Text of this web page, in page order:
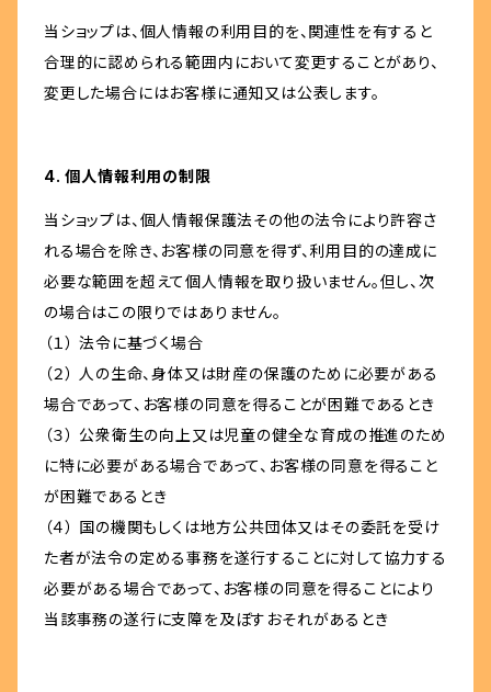
当ショップは、個人情報の利用目的を、関連性を有すると
合理的に認められる範囲内において変更することがあり、
変更した場合にはお客様に通知又は公表します。
4. 個人情報利用の制限
当ショップは、個人情報保護法その他の法令により許容さ
れる場合を除き、お客様の同意を得ず、利用目的の達成に
必要な範囲を超えて個人情報を取り扱いません。但し、次
の場合はこの限りではありません。
（１） 法令に基づく場合
（２） 人の生命、身体又は財産の保護のために必要がある
場合であって、お客様の同意を得ることが困難であるとき
（３） 公衆衛生の向上又は児童の健全な育成の推進のため
に特に必要がある場合であって、お客様の同意を得ること
が困難であるとき
（４） 国の機関もしくは地方公共団体又はその委託を受け
た者が法令の定める事務を遂行することに対して協力する
必要がある場合であって、お客様の同意を得ることにより
当該事務の遂行に支障を及ぼすおそれがあるとき